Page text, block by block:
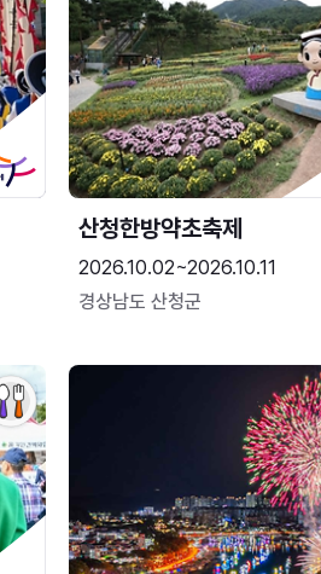
산청한방약초축제
2026.10.02~2026.10.11
경상남도 산청군